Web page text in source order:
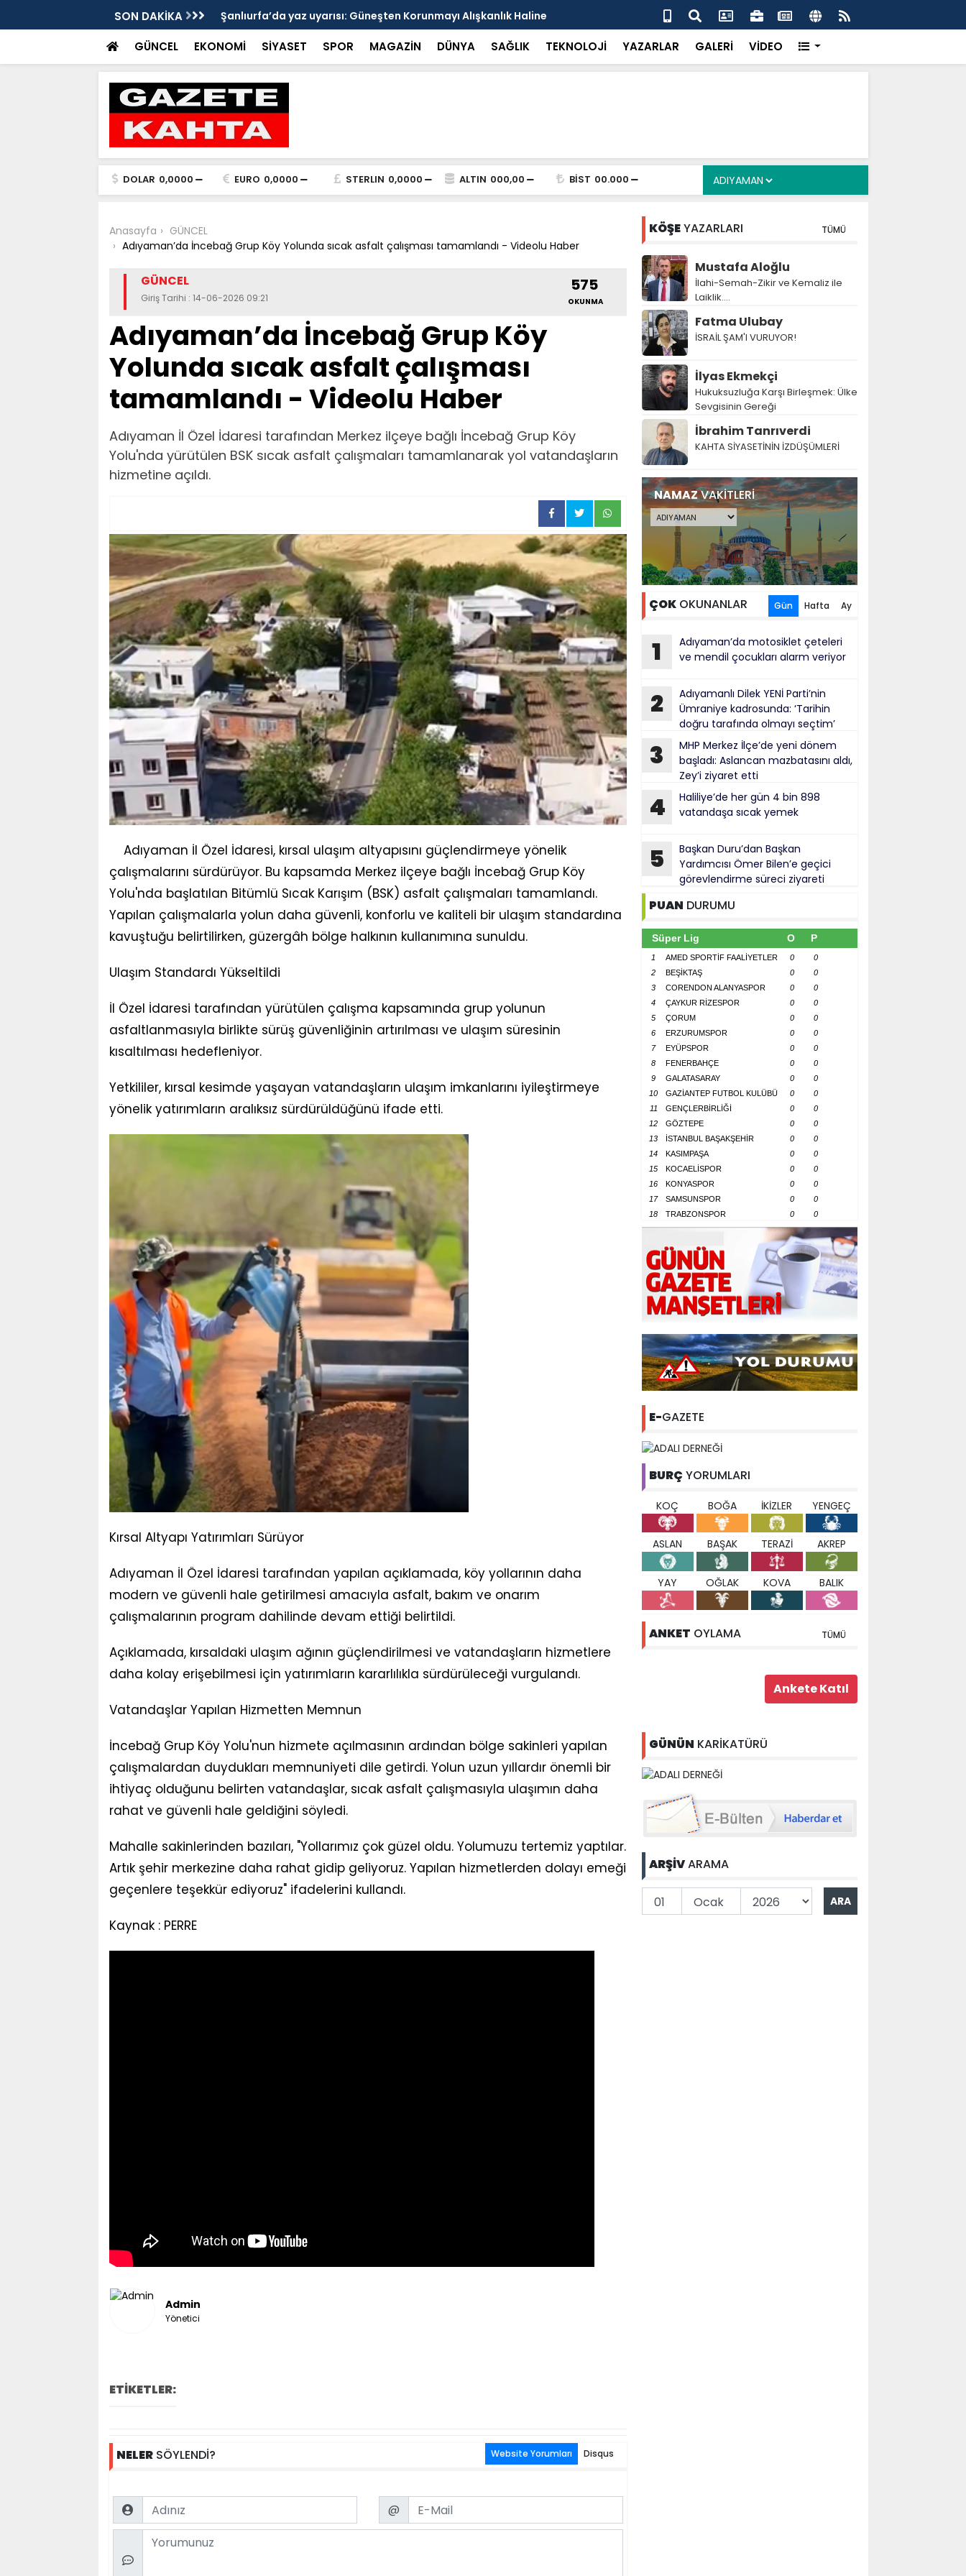
SON DAKİKA
Kahta İmtiyaz Sahibi Mustafa
Şanlıurfa’da yaz uyarısı: Güneşten Korunmayı Alışkanlık Haline
Getirin
Haliliye’de her gün 4 bin 898 vatandaşa sıcak yemek
GÜNCEL EKONOMİ SİYASET SPOR MAGAZİN DÜNYA SAĞLIK TEKNOLOJİ YAZARLAR GALERİ VİDEO
DOLAR 0,0000 EURO 0,0000 STERLIN 0,0000 ALTIN 000,00 BİST 00.000
Anasayfa
GÜNCEL
Adıyaman’da İncebağ Grup Köy Yolunda sıcak asfalt çalışması tamamlandı - Videolu Haber
GÜNCEL
Giriş Tarihi : 14-06-2026 09:21
575
OKUNMA
Adıyaman’da İncebağ Grup Köy
Yolunda sıcak asfalt çalışması
tamamlandı - Videolu Haber
Adıyaman İl Özel İdaresi tarafından Merkez ilçeye bağlı İncebağ Grup Köy
Yolu'nda yürütülen BSK sıcak asfalt çalışmaları tamamlanarak yol vatandaşların
hizmetine açıldı.
Adıyaman İl Özel İdaresi, kırsal ulaşım altyapısını güçlendirmeye yönelik
çalışmalarını sürdürüyor. Bu kapsamda Merkez ilçeye bağlı İncebağ Grup Köy
Yolu'nda başlatılan Bitümlü Sıcak Karışım (BSK) asfalt çalışmaları tamamlandı.
Yapılan çalışmalarla yolun daha güvenli, konforlu ve kaliteli bir ulaşım standardına
kavuştuğu belirtilirken, güzergâh bölge halkının kullanımına sunuldu.
Ulaşım Standardı Yükseltildi
İl Özel İdaresi tarafından yürütülen çalışma kapsamında grup yolunun
asfaltlanmasıyla birlikte sürüş güvenliğinin artırılması ve ulaşım süresinin
kısaltılması hedefleniyor.
Yetkililer, kırsal kesimde yaşayan vatandaşların ulaşım imkanlarını iyileştirmeye
yönelik yatırımların aralıksız sürdürüldüğünü ifade etti.
Kırsal Altyapı Yatırımları Sürüyor
Adıyaman İl Özel İdaresi tarafından yapılan açıklamada, köy yollarının daha
modern ve güvenli hale getirilmesi amacıyla asfalt, bakım ve onarım
çalışmalarının program dahilinde devam ettiği belirtildi.
Açıklamada, kırsaldaki ulaşım ağının güçlendirilmesi ve vatandaşların hizmetlere
daha kolay erişebilmesi için yatırımların kararlılıkla sürdürüleceği vurgulandı.
Vatandaşlar Yapılan Hizmetten Memnun
İncebağ Grup Köy Yolu'nun hizmete açılmasının ardından bölge sakinleri yapılan
çalışmalardan duydukları memnuniyeti dile getirdi. Yolun uzun yıllardır önemli bir
ihtiyaç olduğunu belirten vatandaşlar, sıcak asfalt çalışmasıyla ulaşımın daha
rahat ve güvenli hale geldiğini söyledi.
Mahalle sakinlerinden bazıları, "Yollarımız çok güzel oldu. Yolumuzu tertemiz yaptılar.
Artık şehir merkezine daha rahat gidip geliyoruz. Yapılan hizmetlerden dolayı emeği
geçenlere teşekkür ediyoruz" ifadelerini kullandı.
Kaynak : PERRE
Admin
Yönetici
ETİKETLER:
NELERSÖYLENDİ? Website Yorumları Disqus
Name Email
@
Comment
KÖŞEYAZARLARI TÜMÜ
Mustafa Aloğlu
İlahi-Semah-Zikir ve Kemaliz ile
Laiklik….
Fatma Ulubay
İSRAİL ŞAM'I VURUYOR!
İlyas Ekmekçi
Hukuksuzluğa Karşı Birleşmek: Ülke
Sevgisinin Gereği
İbrahim Tanrıverdi
KAHTA SİYASETİNİN İZDÜŞÜMLERİ
NAMAZVAKİTLERİ
ÇOKOKUNANLAR Gün Hafta Ay
1
Adıyaman’da motosiklet çeteleri
ve mendil çocukları alarm veriyor
2
Adıyamanlı Dilek YENİ Parti’nin
Ümraniye kadrosunda: ‘Tarihin
doğru tarafında olmayı seçtim’
3
MHP Merkez İlçe’de yeni dönem
başladı: Aslancan mazbatasını aldı,
Zey’i ziyaret etti
4
Haliliye’de her gün 4 bin 898
vatandaşa sıcak yemek
5
Başkan Duru’dan Başkan
Yardımcısı Ömer Bilen’e geçici
görevlendirme süreci ziyareti
PUAN DURUMU
Süper Lig O P
1 AMED SPORTİF FAALİYETLER 0
0
2
BEŞİKTAŞ 0
0
3
CORENDON ALANYASPOR 0
0
4
ÇAYKUR RİZESPOR 0
0
5
ÇORUM 0
0
6
ERZURUMSPOR 0
0
7
EYÜPSPOR 0
0
8
FENERBAHÇE 0
0
9
GALATASARAY 0
0
10
GAZİANTEP FUTBOL KULÜBÜ 0
0
11
GENÇLERBİRLİĞİ 0
0
12
GÖZTEPE 0
0
13
İSTANBUL BAŞAKŞEHİR 0
0
14
KASIMPAŞA 0
0
15
KOCAELİSPOR 0
0
16
KONYASPOR 0
0
17
SAMSUNSPOR 0
0
18
TRABZONSPOR 0 0
E-GAZETE
BURÇ YORUMLARI
KOÇ BOĞA İKİZLER YENGEÇ
ASLAN BAŞAK TERAZİ AKREP
YAY OĞLAK KOVA BALIK
ANKET OYLAMA TÜMÜ
GÜNÜN KARİKATÜRÜ
ARŞİVARAMA